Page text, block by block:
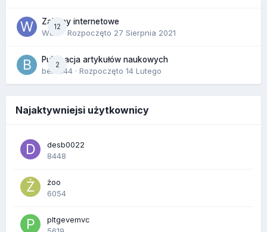
12
Zakupy internetowe
Wula
· Rozpoczęto 27 Sierpnia 2021
2
Publikacja artykułów naukowych
berus44 · Rozpoczęto 14 Lutego
Najaktywniejsi użytkownicy
desb0022
8448
żoo
6054
pltgevemvc